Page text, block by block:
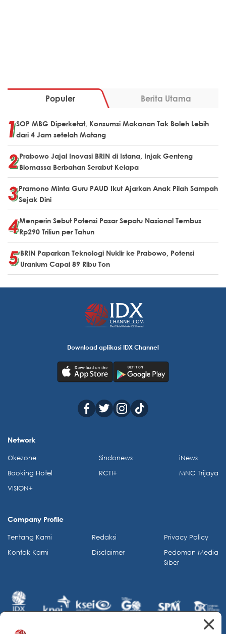
Populer Berita Utama
SOP MBG Diperketat, Konsumsi Makanan Tak Boleh Lebih
dari 4 Jam setelah Matang
Prabowo Jajal Inovasi BRIN di Istana, Injak Genteng
Biomassa Berbahan Serabut Kelapa
Pramono Minta Guru PAUD Ikut Ajarkan Anak Pilah Sampah
Sejak Dini
Menperin Sebut Potensi Pasar Sepatu Nasional Tembus
Rp290 Triliun per Tahun
BRIN Paparkan Teknologi Nuklir ke Prabowo, Potensi
Uranium Capai 89 Ribu Ton
Download aplikasi IDX Channel
Network
Okezone
Booking Hotel
VISION+
Sindonews
RCTI+
iNews
MNC Trijaya
Company Profile
Tentang Kami
Kontak Kami
Redaksi
Disclaimer
Privacy Policy
Pedoman Media
Siber